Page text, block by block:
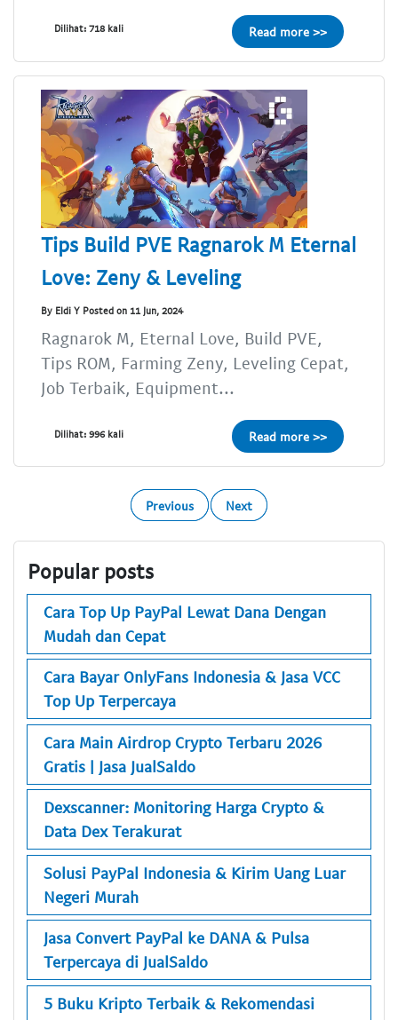
Dilihat: 718 kali Read more >>
Tips Build PVE Ragnarok M Eternal
Love: Zeny & Leveling
By Eldi Y Posted on 11 Jun, 2024
Ragnarok M, Eternal Love, Build PVE,
Tips ROM, Farming Zeny, Leveling Cepat,
Job Terbaik, Equipment...
Dilihat: 996 kali Read more >>
Previous Next
Popular posts
Cara Top Up PayPal Lewat Dana Dengan
Mudah dan Cepat
Cara Bayar OnlyFans Indonesia & Jasa VCC
Top Up Terpercaya
Cara Main Airdrop Crypto Terbaru 2026
Gratis | Jasa JualSaldo
Dexscanner: Monitoring Harga Crypto &
Data Dex Terakurat
Solusi PayPal Indonesia & Kirim Uang Luar
Negeri Murah
Jasa Convert PayPal ke DANA & Pulsa
Terpercaya di JualSaldo
5 Buku Kripto Terbaik & Rekomendasi